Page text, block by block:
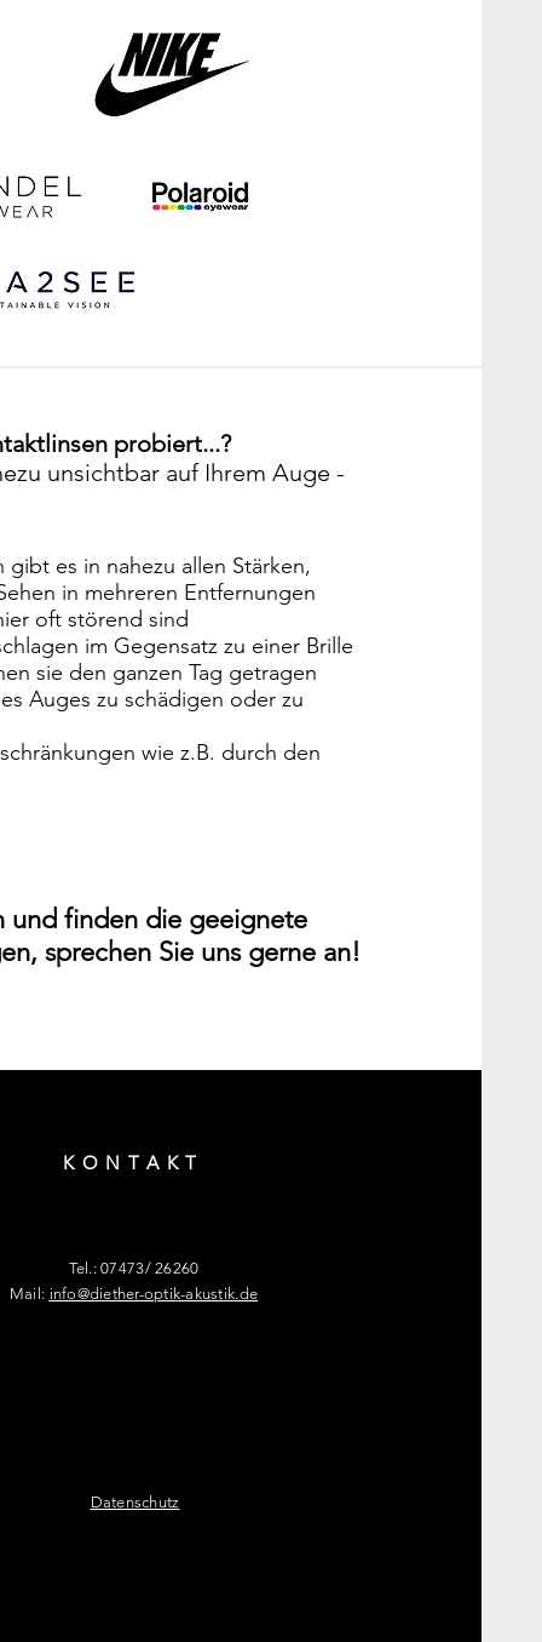
probiert...?
unsichtbar auf Ihrem Auge -
es in nahezu allen Stärken,
in mehreren Entfernungen
oft störend sind
im Gegensatz zu einer Brille
sie den ganzen Tag getragen
Auges zu schädigen oder zu
wie z.B. durch den
und finden die geeignete
sprechen Sie uns gerne an!
KONTAKT
Tel.: 07473/ 26260
Mail: info@diether-optik-akustik.de
Datenschutz